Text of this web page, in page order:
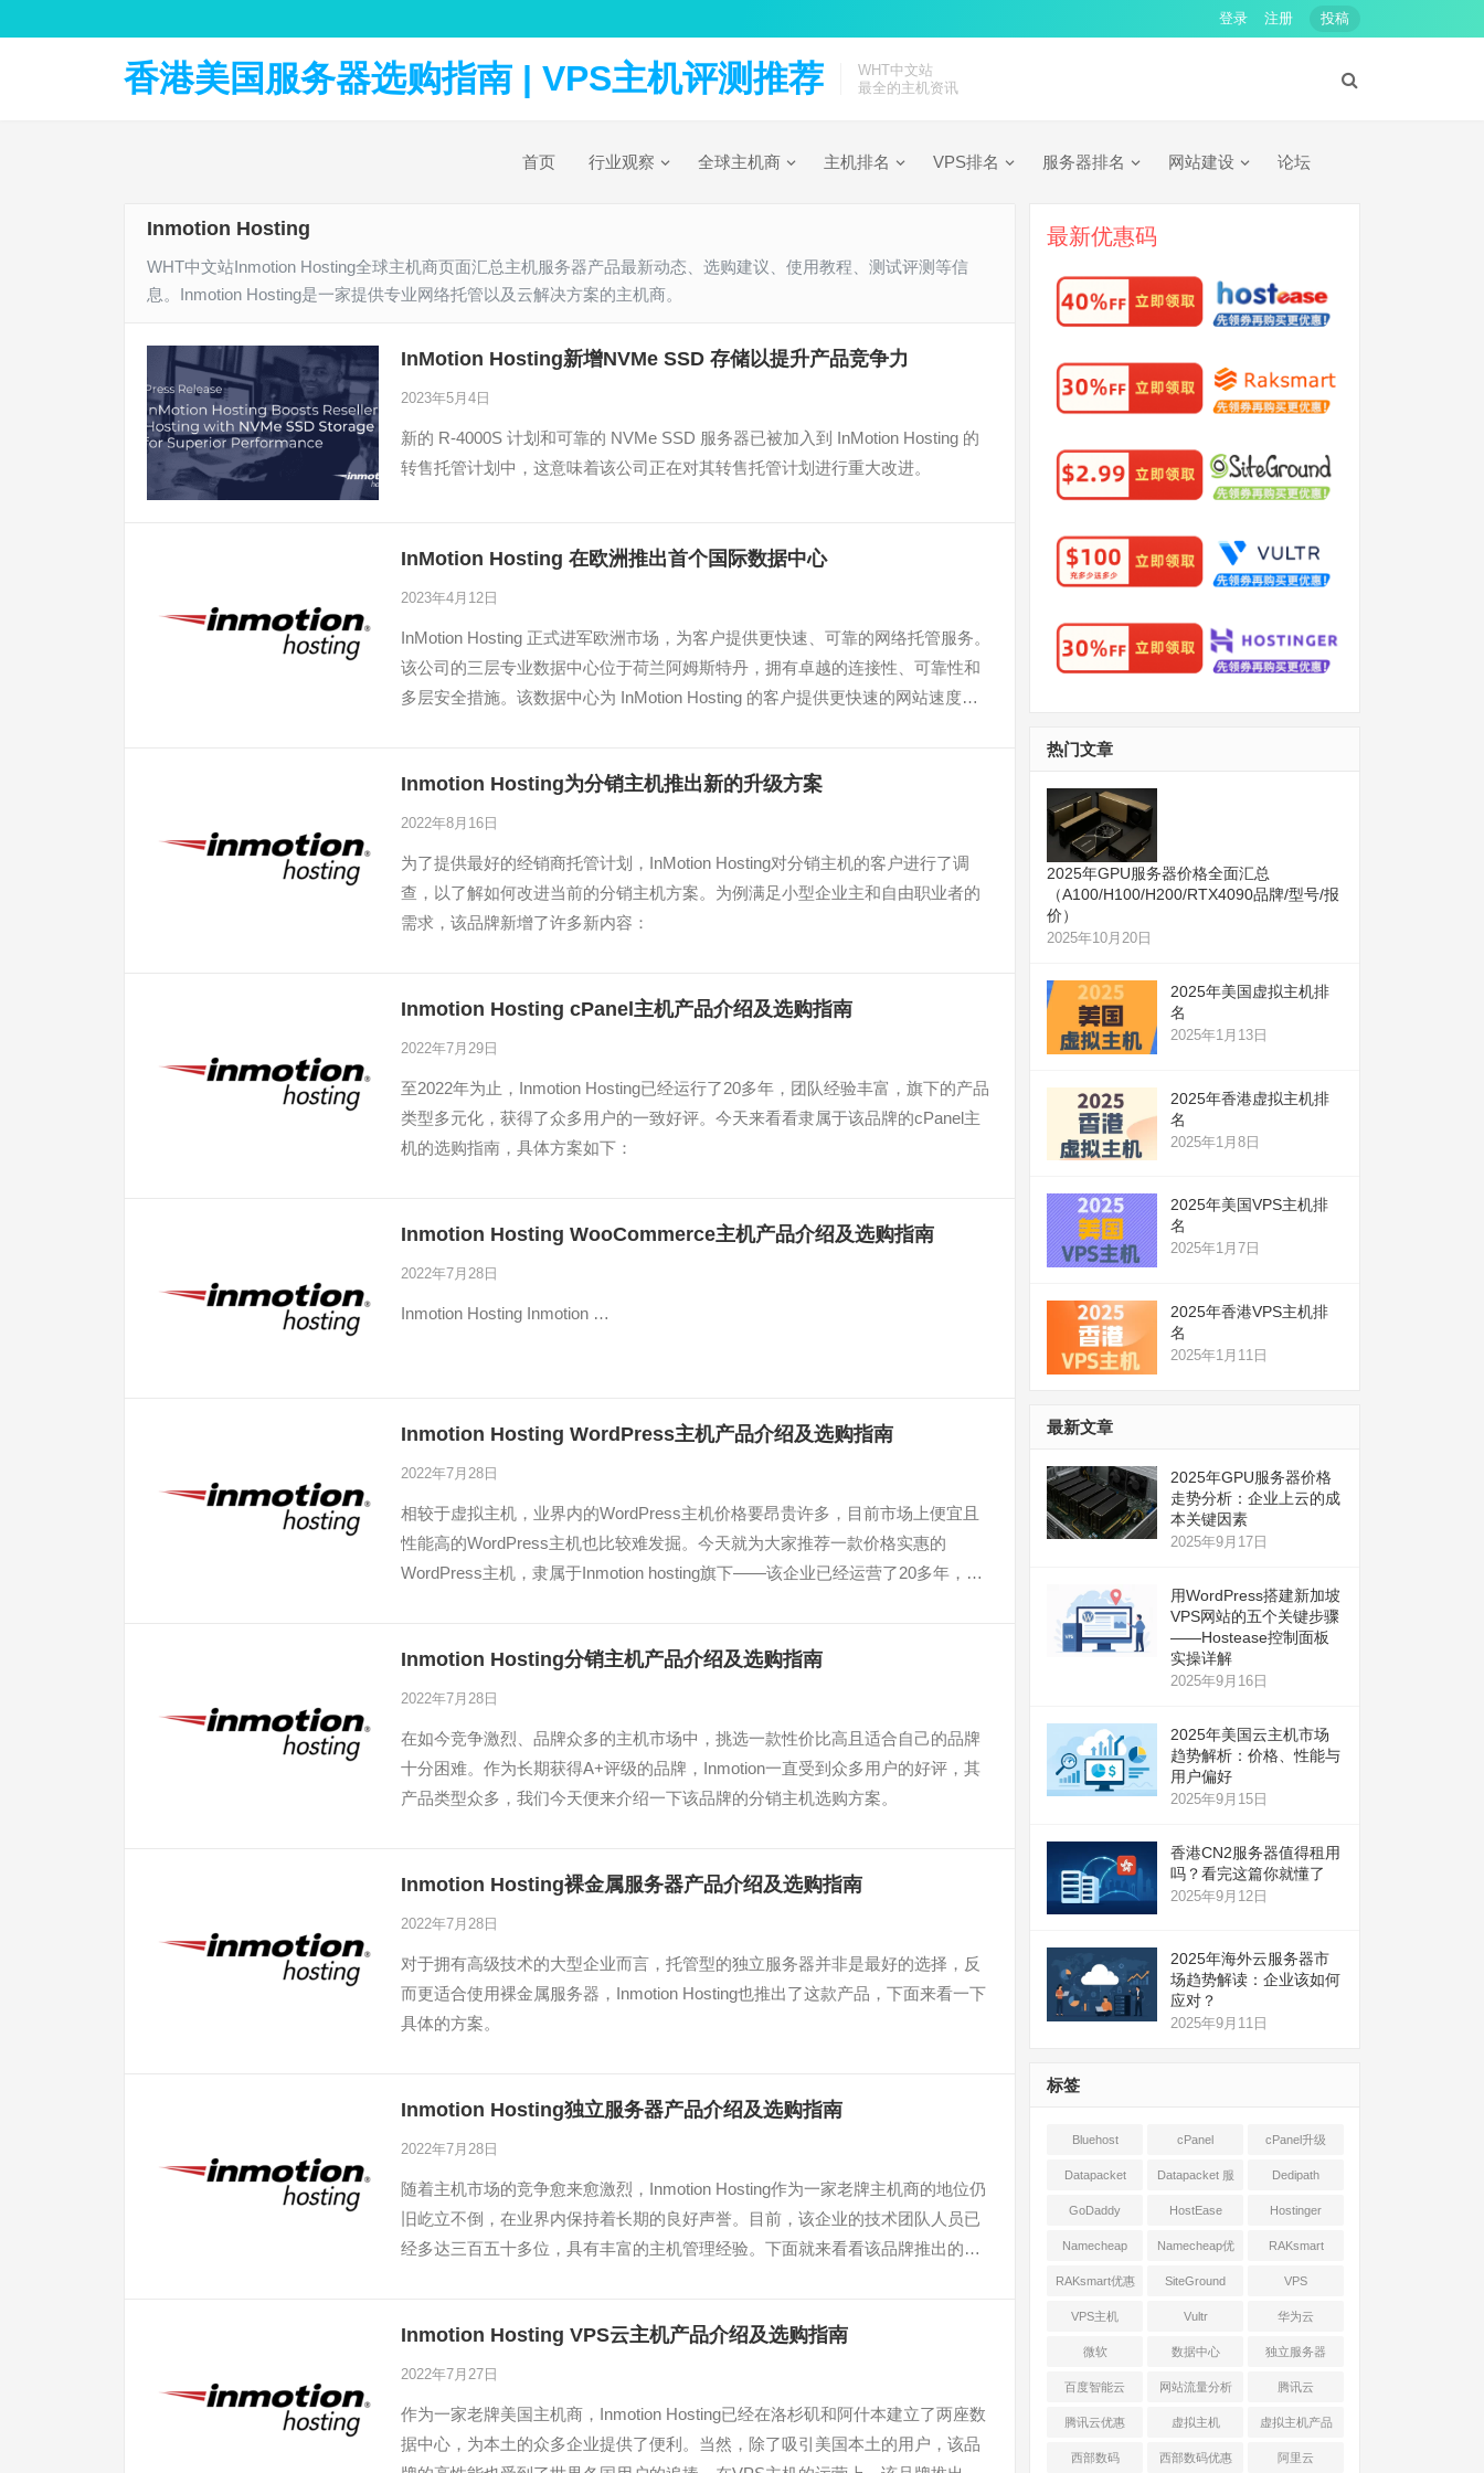
登录 注册 投稿
香港美国服务器选购指南 | VPS主机评测推荐
WHT中文站
最全的主机资讯
首页 行业观察 全球主机商 主机排名 VPS排名 服务器排名 网站建设 论坛
Inmotion Hosting
WHT中文站Inmotion Hosting全球主机商页面汇总主机服务器产品最新动态、选购建议、使用教程、测试评测等信
息。Inmotion Hosting是一家提供专业网络托管以及云解决方案的主机商。
InMotion Hosting新增NVMe SSD 存储以提升产品竞争力
2023年5月4日
新的 R-4000S 计划和可靠的 NVMe SSD 服务器已被加入到 InMotion Hosting 的
转售托管计划中，这意味着该公司正在对其转售托管计划进行重大改进。
InMotion Hosting 在欧洲推出首个国际数据中心
2023年4月12日
InMotion Hosting 正式进军欧洲市场，为客户提供更快速、可靠的网络托管服务。
该公司的三层专业数据中心位于荷兰阿姆斯特丹，拥有卓越的连接性、可靠性和
多层安全措施。该数据中心为 InMotion Hosting 的客户提供更快速的网站速度和
Inmotion Hosting为分销主机推出新的升级方案
2022年8月16日
为了提供最好的经销商托管计划，InMotion Hosting对分销主机的客户进行了调
查，以了解如何改进当前的分销主机方案。为例满足小型企业主和自由职业者的
需求，该品牌新增了许多新内容：
Inmotion Hosting cPanel主机产品介绍及选购指南
2022年7月29日
至2022年为止，Inmotion Hosting已经运行了20多年，团队经验丰富，旗下的产品
类型多元化，获得了众多用户的一致好评。今天来看看隶属于该品牌的cPanel主
机的选购指南，具体方案如下：
Inmotion Hosting WooCommerce主机产品介绍及选购指南
2022年7月28日
Inmotion Hosting Inmotion …
Inmotion Hosting WordPress主机产品介绍及选购指南
2022年7月28日
相较于虚拟主机，业界内的WordPress主机价格要昂贵许多，目前市场上便宜且
性能高的WordPress主机也比较难发掘。今天就为大家推荐一款价格实惠的
WordPress主机，隶属于Inmotion hosting旗下——该企业已经运营了20多年，相
Inmotion Hosting分销主机产品介绍及选购指南
2022年7月28日
在如今竞争激烈、品牌众多的主机市场中，挑选一款性价比高且适合自己的品牌
十分困难。作为长期获得A+评级的品牌，Inmotion一直受到众多用户的好评，其
产品类型众多，我们今天便来介绍一下该品牌的分销主机选购方案。
Inmotion Hosting裸金属服务器产品介绍及选购指南
2022年7月28日
对于拥有高级技术的大型企业而言，托管型的独立服务器并非是最好的选择，反
而更适合使用裸金属服务器，Inmotion Hosting也推出了这款产品，下面来看一下
具体的方案。
Inmotion Hosting独立服务器产品介绍及选购指南
2022年7月28日
随着主机市场的竞争愈来愈激烈，Inmotion Hosting作为一家老牌主机商的地位仍
旧屹立不倒，在业界内保持着长期的良好声誉。目前，该企业的技术团队人员已
经多达三百五十多位，具有丰富的主机管理经验。下面就来看看该品牌推出的其
Inmotion Hosting VPS云主机产品介绍及选购指南
2022年7月27日
作为一家老牌美国主机商，Inmotion Hosting已经在洛杉矶和阿什本建立了两座数
据中心，为本土的众多企业提供了便利。当然，除了吸引美国本土的用户，该品
最新优惠码
热门文章
2025年GPU服务器价格全面汇总
（A100/H100/H200/RTX4090品牌/型号/报
价）
2025年10月20日
2025年美国虚拟主机排
名
2025年1月13日
2025年香港虚拟主机排
名
2025年1月8日
2025年美国VPS主机排
名
2025年1月7日
2025年香港VPS主机排
名
2025年1月11日
最新文章
2025年GPU服务器价格
走势分析：企业上云的成
本关键因素
2025年9月17日
用WordPress搭建新加坡
VPS网站的五个关键步骤
——Hostease控制面板
实操详解
2025年9月16日
2025年美国云主机市场
趋势解析：价格、性能与
用户偏好
2025年9月15日
香港CN2服务器值得租用
吗？看完这篇你就懂了
2025年9月12日
2025年海外云服务器市
场趋势解读：企业该如何
应对？
2025年9月11日
标签
Bluehost cPanel cPanel升级
Datapacket Datapacket 服
务器
Dedipath
GoDaddy HostEase Hostinger
Namecheap Namecheap优
惠
RAKsmart
RAKsmart优惠 SiteGround VPS
VPS主机 Vultr 华为云
微软 数据中心 独立服务器
百度智能云 网站流量分析 腾讯云
腾讯云优惠 虚拟主机 虚拟主机产品
对比
西部数码 西部数码优惠 阿里云